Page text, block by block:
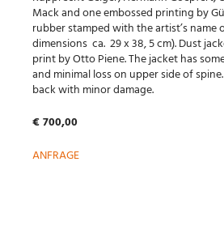
Mack and one embossed printing by
rubber stamped with the artist’s name
dimensions ca. 29 x 38, 5 cm). Dust
print by Otto Piene. The jacket has
and minimal loss on upper side of
back with minor damage.
€ 700,00
ANFRAGE